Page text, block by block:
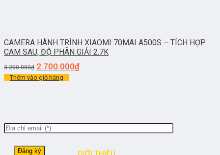
CAMERA HÀNH TRÌNH XIAOMI 70MAI A500S – TÍCH HỢP
CAM SAU, ĐỘ PHÂN GIẢI 2.7K
3.200.000₫ 2.700.000₫
Thêm vào giỏ hàng